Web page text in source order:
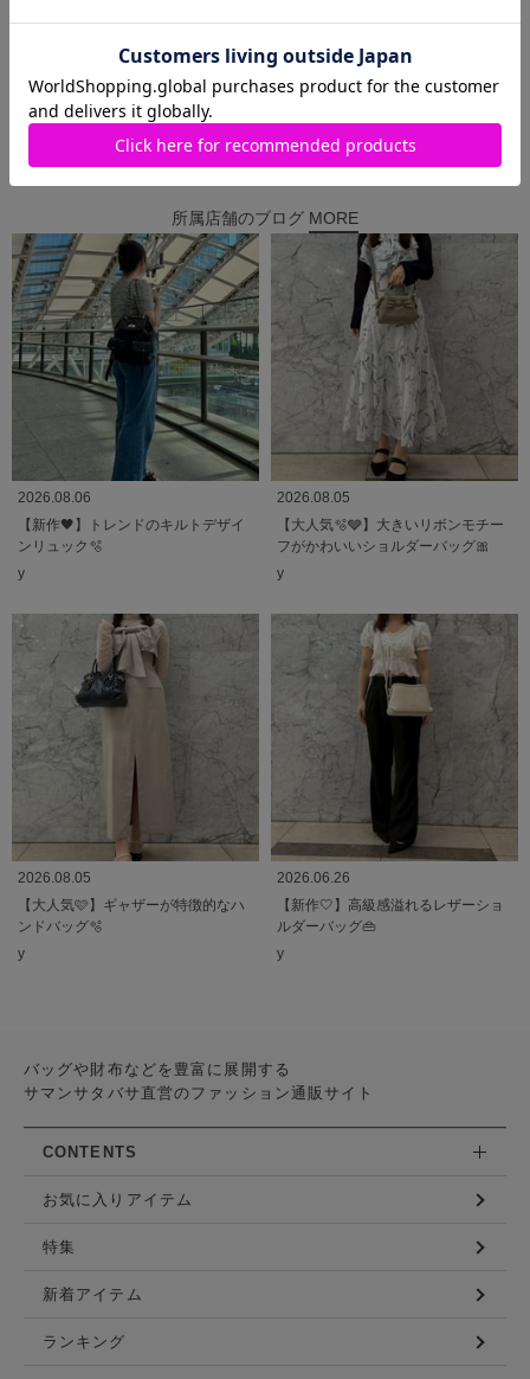
#A4対応
#A4トート
#サマンサタバサアミュプラザ博多店
#サマンサタバサアミュプラザ博多
所属店舗のブログ MORE
2026.08.06
【新作🖤】トレンドのキルトデザイ
ンリュック🫧
y
2026.08.05
【大人気🫧🩶】大きいリボンモチー
フがかわいいショルダーバッグ🎀
y
2026.08.05
【大人気🩷】ギャザーが特徴的なハ
ンドバッグ🫧
y
2026.06.26
【新作‎🤍】高級感溢れるレザーショ
ルダーバッグ👜
y
バッグや財布などを豊富に展開する
サマンサタバサ直営のファッション通販サイト
CONTENTS
お気に入りアイテム
特集
新着アイテム
ランキング